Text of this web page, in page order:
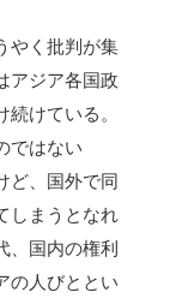
やく批判が集
アジア各国政
けている。
ではない
ど、国外で同
しまうとなれ
、国内の権利
人びととい